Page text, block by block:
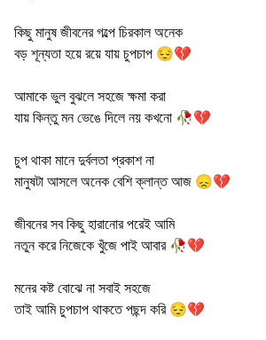
কিছু মানুষ জীবনের গল্পে চিরকাল অনেক
বড় শূন্যতা হয়ে রয়ে যায় চুপচাপ 😔💔
আমাকে ভুল বুঝলে সহজে ক্ষমা করা
যায় কিন্তু মন ভেঙে দিলে নয় কখনো 🥀💔
চুপ থাকা মানে দুর্বলতা প্রকাশ না
মানুষটা আসলে অনেক বেশি ক্লান্ত আজ 😞💔
জীবনের সব কিছু হারানোর পরেই আমি
নতুন করে নিজেকে খুঁজে পাই আবার 🥀💔
মনের কষ্ট বোঝে না সবাই সহজে
তাই আমি চুপচাপ থাকতে পছন্দ করি 😔💔